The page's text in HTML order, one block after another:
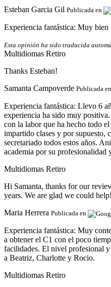
Esteban Garcia Gil Publicada en
Experiencia fantástica: Muy bien
Esta opinión ha sido traducida
Multidiomas Retiro
Thanks Esteban!
Samanta Campoverde Publicada en
Experiencia fantástica: Llevo 6
experiencia ha sido muy
con la labor que ha hecho todo
impartido clases y por supuesto,
secretariado todos estos años.
academia por su profesionalidad
Multidiomas Retiro
Hi Samanta, thanks for our
years. We are glad we could help!
Maria Herrera Publicada en
Experiencia fantástica: Muy
a obtener el C1 con el poco
facilidades. El nivel profesional
a Beatriz, Charlotte y Rocio.
Multidiomas Retiro